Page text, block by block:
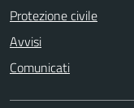
Protezione civile
Avvisi
Comunicati